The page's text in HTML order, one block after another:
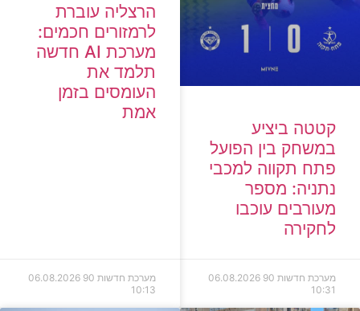
קטטה ביציע
במשחק בין הפועל
פתח תקווה למכבי
נתניה: מספר
מעורבים עוכבו
לחקירה
מערכת חדשות 90
06.08.2026
10:31
הרצליה עוברת
לרמזורים חכמים:
מערכת AI חדשה
תלמד את
העומסים בזמן
אמת
מערכת חדשות 90
06.08.2026
10:13